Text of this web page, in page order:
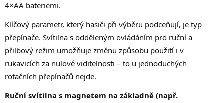
4×AA bateriemi.
Klíčový parametr, který hasiči při výběru podceňují, je typ
přepínače. Svítilna s odděleným ovládáním pro ruční a
přilbový režim umožňuje změnu způsobu použití i v
rukavicích za nulové viditelnosti – to u jednoduchých
rotačních přepínačů nejde.
Ruční svítilna s magnetem na základně (např.